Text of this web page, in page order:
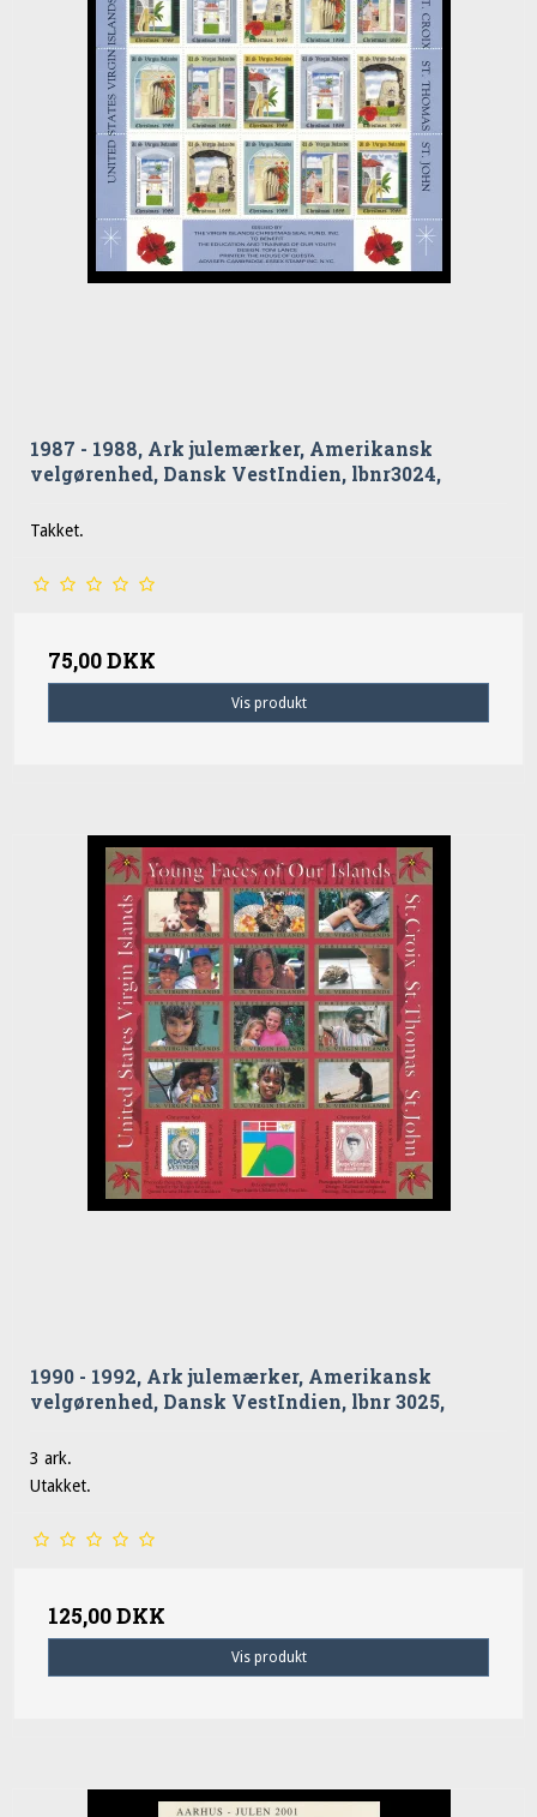
1987 - 1988, Ark julemærker, Amerikansk
velgørenhed, Dansk VestIndien, lbnr3024,
Takket.
75,00 DKK
Vis produkt
1990 - 1992, Ark julemærker, Amerikansk
velgørenhed, Dansk VestIndien, lbnr 3025,
3 ark.
Utakket.
125,00 DKK
Vis produkt